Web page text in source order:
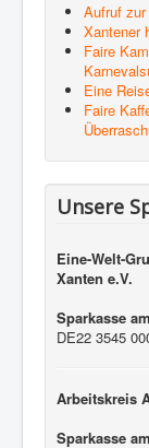
Aufruf
Xantener
Faire
Eine
Faire
Unsere
Eine-Welt-
Xanten e.V.
Sparkasse
DE22 3545
Arbeitskreis
Sparkasse